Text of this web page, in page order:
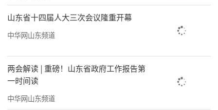
4.运河文化风情园（东宛园）景区：景区位
于临清市区东北隅，北邻东吕高速，占地面积
约32万平方米。景区按照“一环二轴三街十二
巷”的空间布局设计，其中，文化休闲娱乐
山东省十四届人大三次会议隆重开幕
中华网山东频道
两会解读 | 重磅！山东省政府工作报告第
一时间读
中华网山东频道